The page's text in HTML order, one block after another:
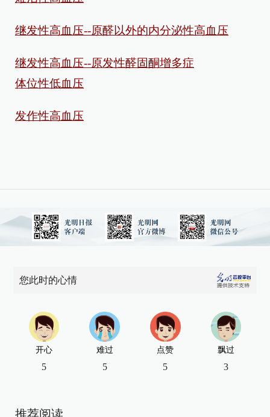
继发性高血压--原醛以外的内分泌性高血压
继发性高血压--原发性醛固酮增多症
体位性低血压
发作性高血压
您此时的心情
开心
5
难过
5
点赞
5
飘过
3
推荐阅读